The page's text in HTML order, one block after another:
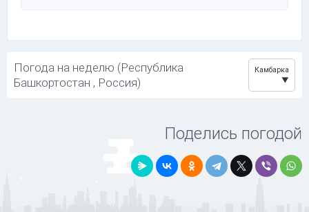
Погода на неделю (Республика
Башкортостан , Россия)
Камбарка
Поделись погодой